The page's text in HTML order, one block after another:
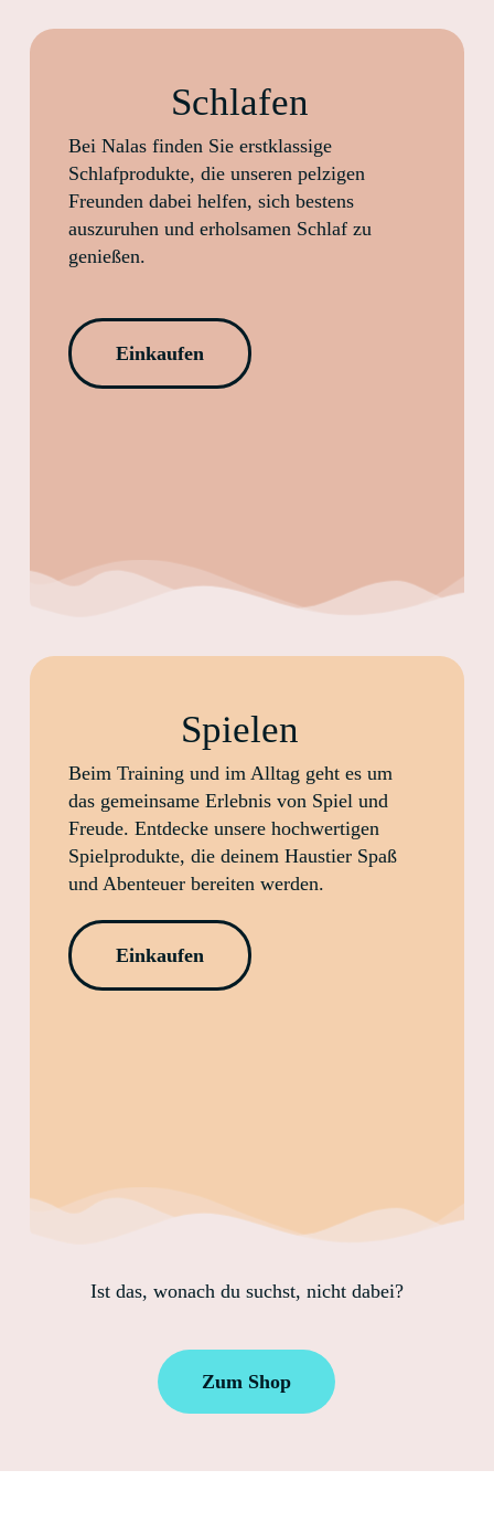
Schlafen
Bei Nalas finden Sie erstklassige
Schlafprodukte, die unseren pelzigen
Freunden dabei helfen, sich bestens
auszuruhen und erholsamen Schlaf zu
genießen.
Einkaufen
Spielen
Beim Training und im Alltag geht es um
das gemeinsame Erlebnis von Spiel und
Freude. Entdecke unsere hochwertigen
Spielprodukte, die deinem Haustier Spaß
und Abenteuer bereiten werden.
Einkaufen
Ist das, wonach du suchst, nicht dabei?
Zum Shop